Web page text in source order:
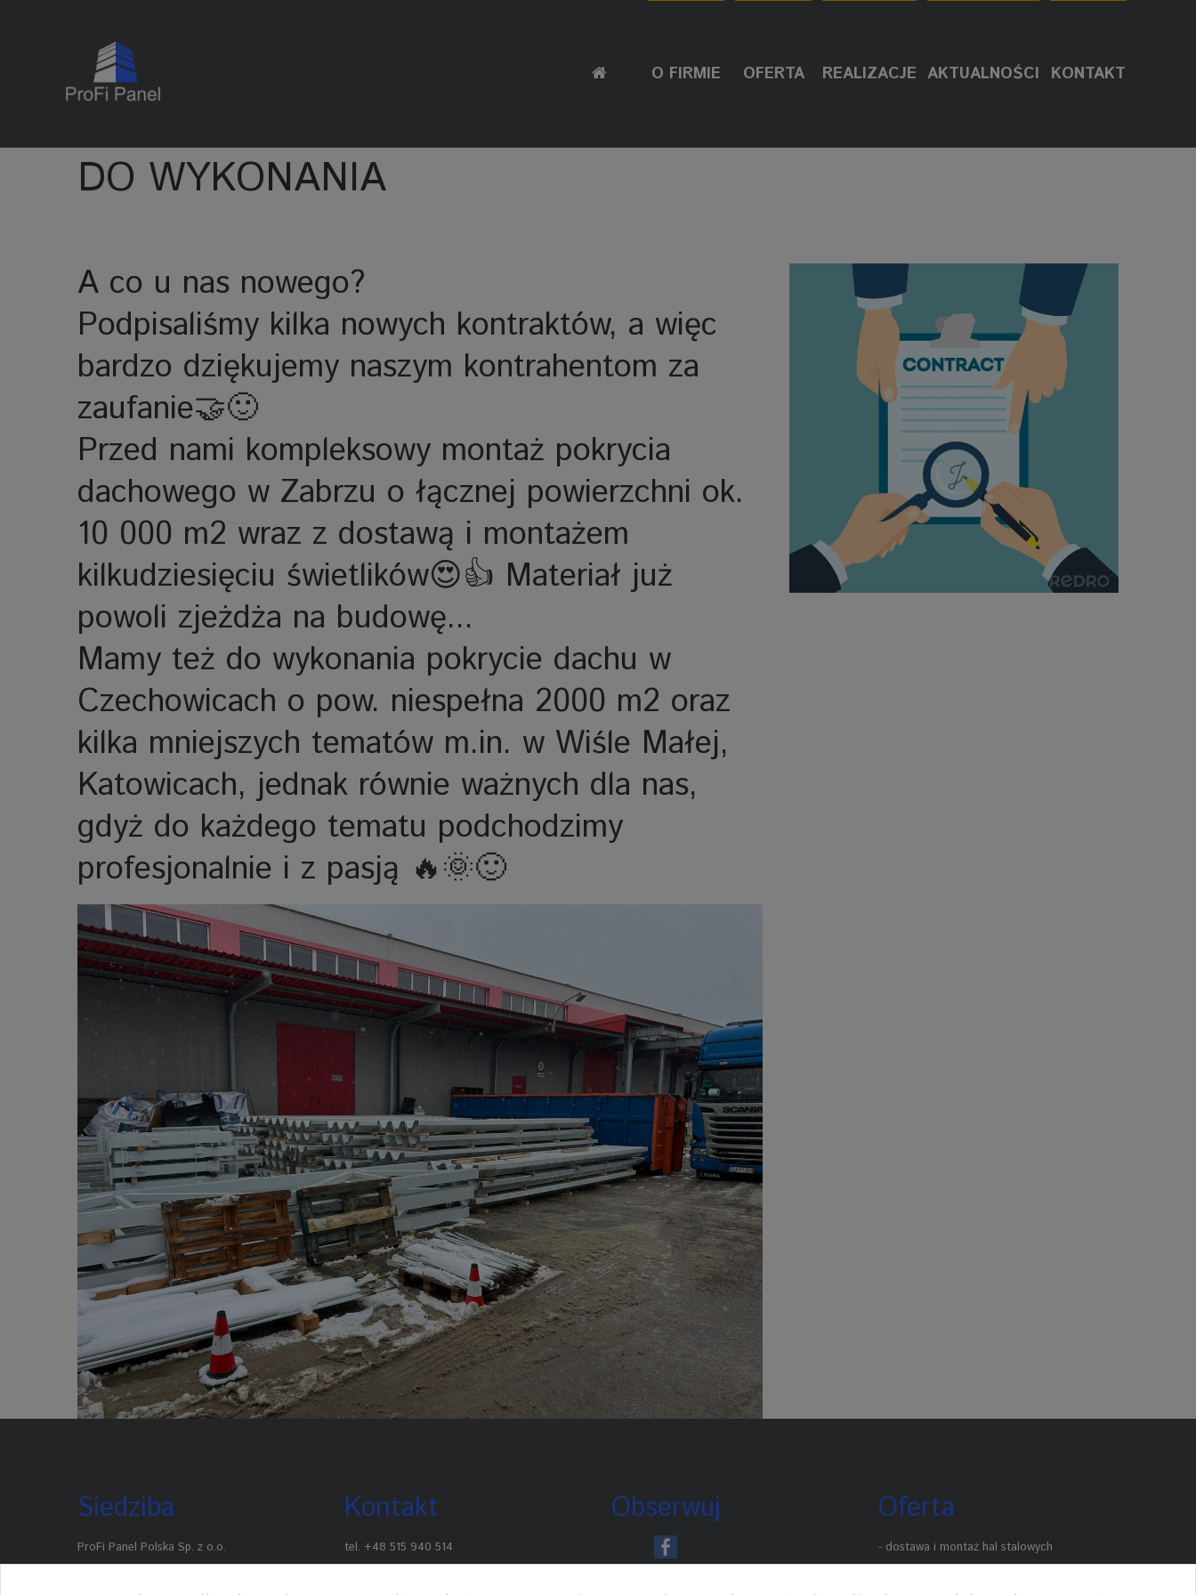
O FIRMIE OFERTA REALIZACJE AKTUALNOŚCI KONTAKT
DO WYKONANIA
A co u nas nowego?
Podpisaliśmy kilka nowych kontraktów, a więc
bardzo dziękujemy naszym kontrahentom za
zaufanie🤝🙂
Przed nami kompleksowy montaż pokrycia
dachowego w Zabrzu o łącznej powierzchni ok.
10 000 m2 wraz z dostawą i montażem
kilkudziesięciu świetlików😍👍 Materiał już
powoli zjeżdża na budowę...
Mamy też do wykonania pokrycie dachu w
Czechowicach o pow. niespełna 2000 m2 oraz
kilka mniejszych tematów m.in. w Wiśle Małej,
Katowicach, jednak równie ważnych dla nas,
gdyż do każdego tematu podchodzimy
profesjonalnie i z pasją 🔥🌞🙂
Siedziba
ProFi Panel Polska Sp. z o.o.
Kontakt
tel. +48 515 940 514
Obserwuj Oferta
- dostawa i montaż hal stalowych